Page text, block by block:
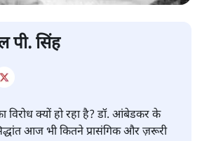
पी. सिंह
विरोध क्यों हो रहा है? डॉ. आंबेडकर के
आज भी कितने प्रासंगिक और ज़रूरी